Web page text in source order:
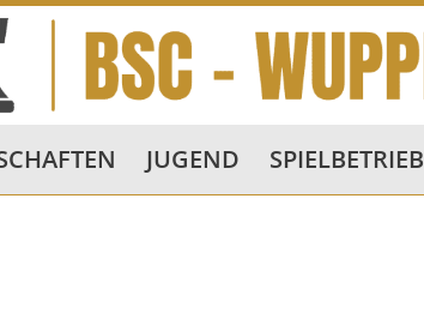
JUGEND SPIELBETRIEB